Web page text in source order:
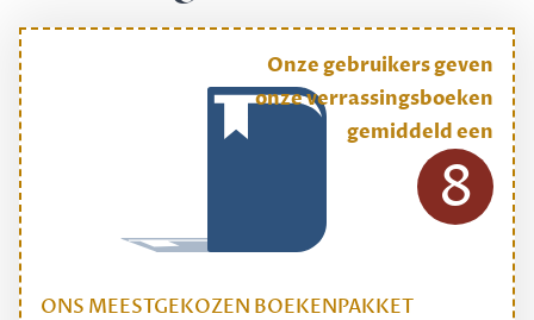
ONS MEESTGEKOZEN BOEKENPAKKET
Onze gebruikers geven
onze verrassingsboeken
gemiddeld een
8